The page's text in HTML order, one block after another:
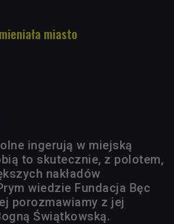
miasto
ingerują w miejską
to skutecznie, z polotem,
nakładów
wiedzie Fundacja Bęc
porozmawiamy z jej
Świątkowską.